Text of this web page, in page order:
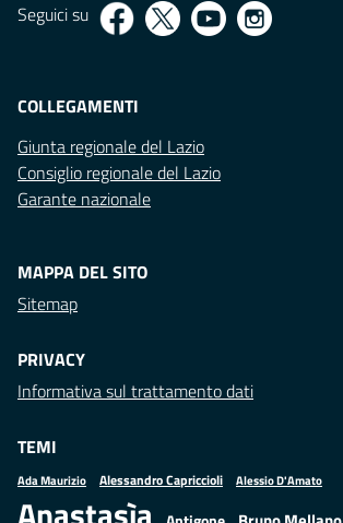
Seguici su
COLLEGAMENTI
Giunta regionale del Lazio
Consiglio regionale del Lazio
Garante nazionale
MAPPA DEL SITO
Sitemap
PRIVACY
Informativa sul trattamento dati
TEMI
Ada Maurizio Alessandro Capriccioli Alessio D'Amato